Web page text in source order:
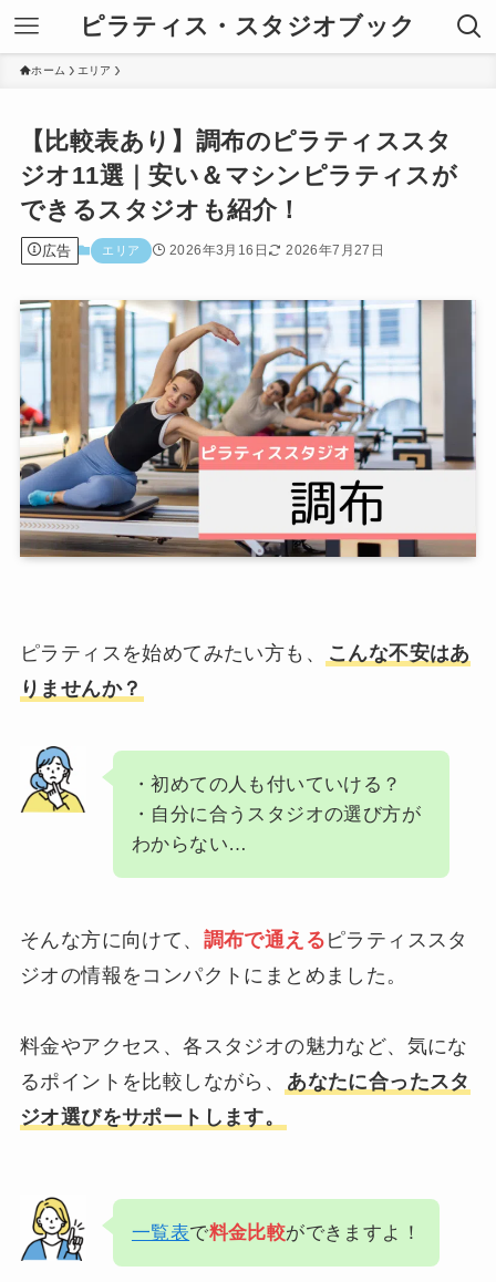
ピラティス・スタジオブック
ホーム エリア
【比較表あり】調布のピラティススタ
ジオ11選｜安い＆マシンピラティスが
できるスタジオも紹介！
広告 エリア 2026年3月16日 2026年7月27日
ピラティスを始めてみたい方も、
こんな不安はあ
りませんか？
・初めての人も付いていける？
・自分に合うスタジオの選び方が
わからない…
そんな方に向けて、 調布で通える ピラティススタ
ジオの情報をコンパクトにまとめました。
料金やアクセス、各スタジオの魅力など、気にな
るポイントを比較しながら、
あなたに合ったスタ
ジオ選びをサポートします。
一覧表で料金比較ができますよ！